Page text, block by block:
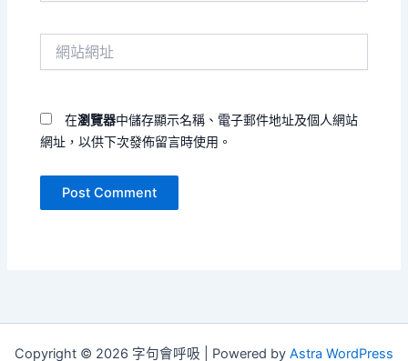
在瀏覽器中儲存顯示名稱、電子郵件地址及個人網站
網址，以供下次發佈留言時使用。
Copyright © 2026 字句會呼吸 | Powered by Astra WordPress